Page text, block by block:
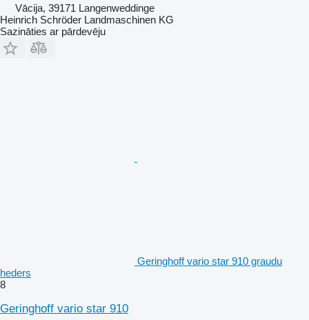
Vācija, 39171 Langenweddinge
Heinrich Schröder Landmaschinen KG
Sazināties ar pārdevēju
Geringhoff vario star 910 graudu
heders
8
Geringhoff vario star 910